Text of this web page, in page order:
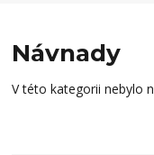
Návnady
V této kategorii nebylo